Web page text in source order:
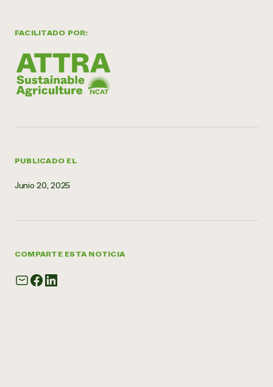
FACILITADO POR:
PUBLICADO EL
Junio 20, 2025
COMPARTE ESTA NOTICIA